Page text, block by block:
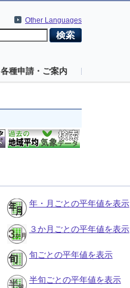
Other Languages
各種申請・ご案内
年・月ごとの平年値を表示
３か月ごとの平年値を表示
旬ごとの平年値を表示
半旬ごとの平年値を表示